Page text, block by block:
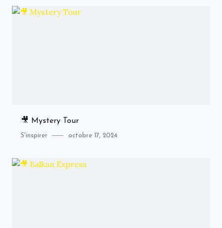
🎥 Mystery Tour
Category
S'inspirer
Posted
octobre 17, 2024